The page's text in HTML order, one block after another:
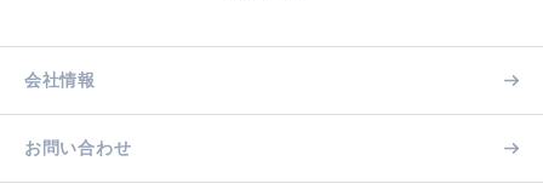
会社情報
お問い合わせ